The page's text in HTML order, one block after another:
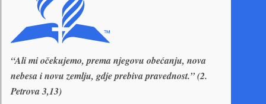
“Ali mi očekujemo, prema njegovu obećanju, nova
nebesa i novu zemlju, gdje prebiva pravednost.” (2.
Petrova 3,13)